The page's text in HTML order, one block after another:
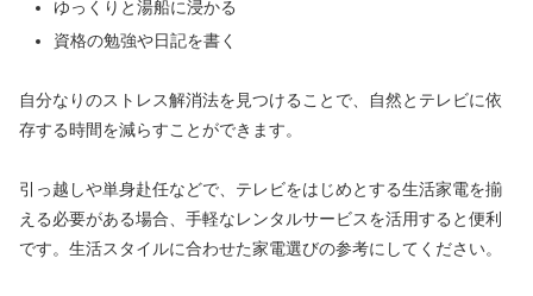
ゆっくりと湯船に浸かる
資格の勉強や日記を書く
自分なりのストレス解消法を見つけることで、自然とテレビに依
存する時間を減らすことができます。
引っ越しや単身赴任などで、テレビをはじめとする生活家電を揃
える必要がある場合、手軽なレンタルサービスを活用すると便利
です。生活スタイルに合わせた家電選びの参考にしてください。